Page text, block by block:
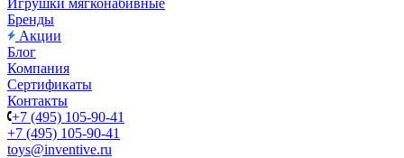
Игрушки мягконабивные
Бренды
Акции
Блог
Компания
Сертификаты
Контакты
+7 (495) 105-90-41
+7 (495) 105-90-41
toys@inventive.ru